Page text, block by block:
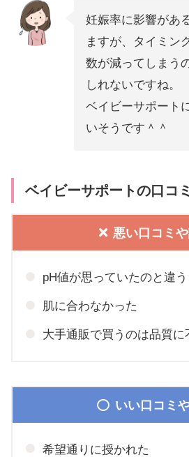
妊娠率に影響があ
ますが、タイミン
数が減ってしまう
しれないですね。
ベイビーサポート
いそうです＾＾
ベイビーサポートの口コ
悪い口コミや
pH値が思っていたのと違う
肌に合わなかった
大手通販で買うのは品質に
いい口コミ
希望通りに授かれた